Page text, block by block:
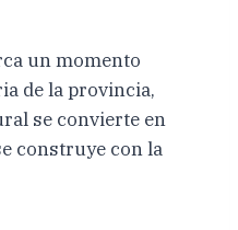
un momento
de la provincia,
se convierte en
construye con la